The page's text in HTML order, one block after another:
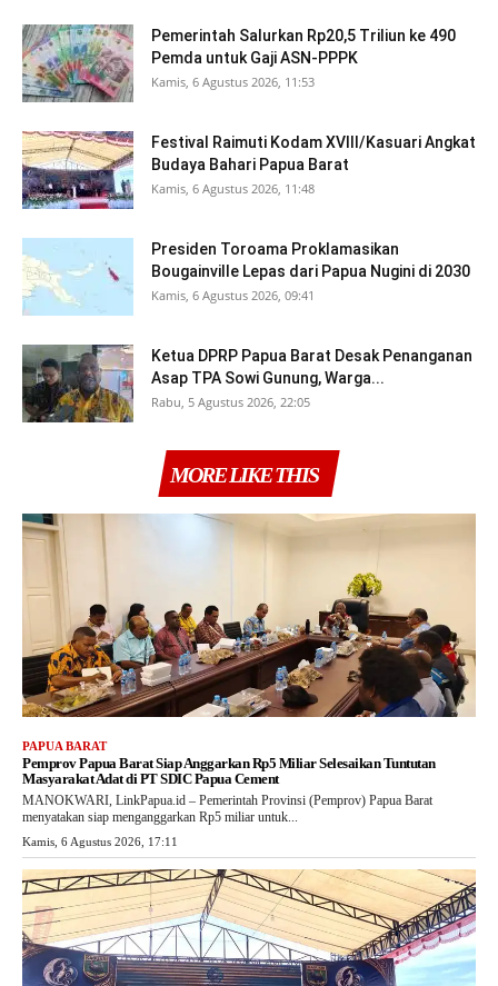
Pemerintah Salurkan Rp20,5 Triliun ke 490
Pemda untuk Gaji ASN-PPPK
Kamis, 6 Agustus 2026, 11:53
Festival Raimuti Kodam XVIII/Kasuari Angkat
Budaya Bahari Papua Barat
Kamis, 6 Agustus 2026, 11:48
Presiden Toroama Proklamasikan
Bougainville Lepas dari Papua Nugini di 2030
Kamis, 6 Agustus 2026, 09:41
Ketua DPRP Papua Barat Desak Penanganan
Asap TPA Sowi Gunung, Warga...
Rabu, 5 Agustus 2026, 22:05
MORE LIKE THIS
PAPUA BARAT
Pemprov Papua Barat Siap Anggarkan Rp5 Miliar Selesaikan Tuntutan
Masyarakat Adat di PT SDIC Papua Cement
MANOKWARI, LinkPapua.id – Pemerintah Provinsi (Pemprov) Papua Barat
menyatakan siap menganggarkan Rp5 miliar untuk...
Kamis, 6 Agustus 2026, 17:11